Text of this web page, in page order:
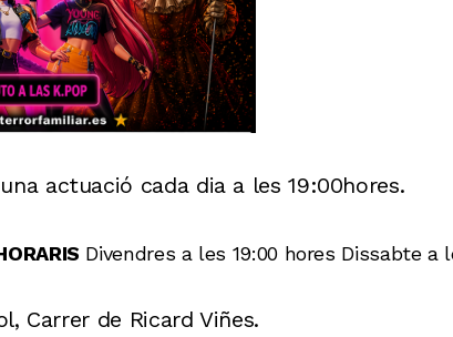
actuació cada dia a les 19:00hores.
Divendres a les 19:00 hores Dissabte a
Carrer de Ricard Viñes.